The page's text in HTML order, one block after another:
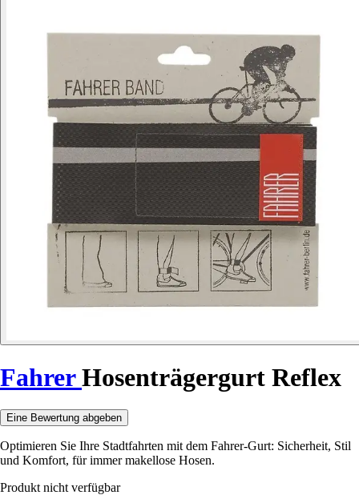
FahrerHosenträgergurt Reflex
Eine Bewertung abgeben
Optimieren Sie Ihre Stadtfahrten mit dem Fahrer-Gurt: Sicherheit, Stil
und Komfort, für immer makellose Hosen.
Produkt nicht verfügbar